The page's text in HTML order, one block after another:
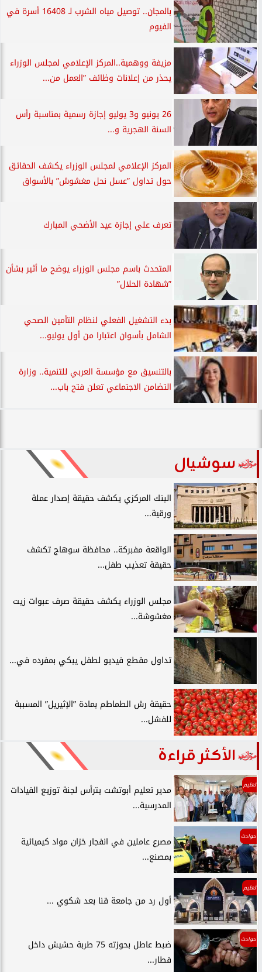
بالمجان.. توصيل مياه الشرب لـ 16408 أسرة في
الفيوم
مزيفة ووهمية..المركز الإعلامي لمجلس الوزراء
يحذر من إعلانات وظائف ”العمل من...
26 يونيو و3 يوليو إجازة رسمية بمناسبة رأس
السنة الهجرية و...
المركز الإعلامي لمجلس الوزراء يكشف الحقائق
حول تداول ”عسل نحل مغشوش” بالأسواق
تعرف علي إجازة عيد الأضحي المبارك
المتحدث باسم مجلس الوزراء يوضح ما أثير بشأن
”شهادة الحلال”
بدء التشغيل الفعلي لنظام التأمين الصحي
الشامل بأسوان اعتبارا من أول يوليو...
بالتنسيق مع مؤسسة العربي للتنمية.. وزارة
التضامن الاجتماعي تعلن فتح باب...
سوشيال
البنك المركزي يكشف حقيقة إصدار عملة
ورقية...
الواقعة مفبركة.. محافظة سوهاج تكشف
حقيقة تعذيب طفل...
مجلس الوزراء يكشف حقيقة صرف عبوات زيت
مغشوشة...
تداول مقطع فيديو لطفل يبكي بمفرده في...
حقيقة رش الطماطم بمادة ”الإثيريل” المسببة
للفشل...
الأكثر قراءة
تعليم
مدير تعليم أبوتشت يترأس لجنة توزيع القيادات
المدرسية...
حوادث
مصرع عاملين في انفجار خزان مواد كيميائية
بمصنع...
تعليم
أول رد من جامعة قنا بعد شكوي ...
حوادث
ضبط عاطل بحوزته 75 طربة حشيش داخل
قطار...